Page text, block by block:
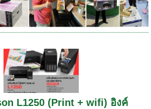
L1250 (Print + wifi) อิงค์